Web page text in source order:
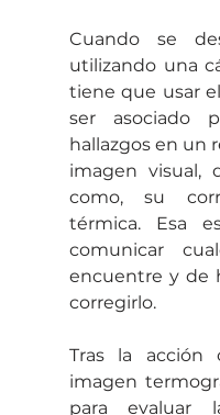
Cuando se
utilizando una
tiene que usar
ser asociado
hallazgos en un
imagen visual,
como, su
térmica. Esa
comunicar
encuentre y de
corregirlo.
Tras la acción
imagen
para evaluar